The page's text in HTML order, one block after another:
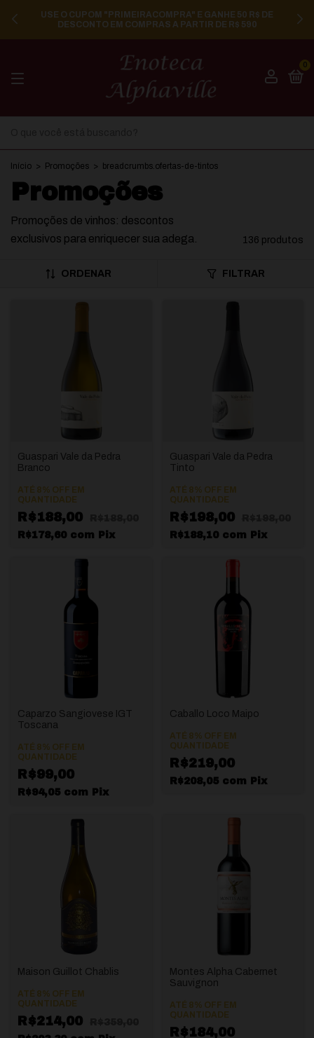
USE O CUPOM "PRIMEIRACOMPRA" E GANHE 50 R$ DE
DESCONTO EM COMPRAS A PARTIR DE R$ 590
0
Início > Promoções > breadcrumbs.ofertas-de-tintos
Promoções
Promoções de vinhos: descontos
exclusivos para enriquecer sua adega.
136 produtos
ORDENAR FILTRAR
Guaspari Vale da Pedra
Branco
ATÉ 8% OFF EM
QUANTIDADE
R$188,00
R$178,60 com Pix
Guaspari Vale da Pedra
Tinto
ATÉ 8% OFF EM
QUANTIDADE
R$198,00
R$188,10 com Pix
Caparzo Sangiovese IGT
Toscana
ATÉ 8% OFF EM
QUANTIDADE
R$99,00
R$94,05 com Pix
Caballo Loco Maipo
ATÉ 8% OFF EM
QUANTIDADE
R$219,00
R$208,05 com Pix
Maison Guillot Chablis
ATÉ 8% OFF EM
QUANTIDADE
R$214,00
Montes Alpha Cabernet
Sauvignon
ATÉ 8% OFF EM
QUANTIDADE
R$184,00